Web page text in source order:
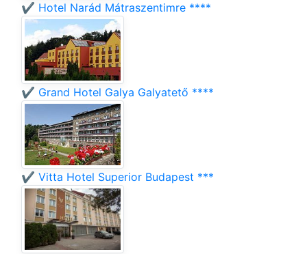
✔️ Hotel Narád Mátraszentimre ****
✔️ Grand Hotel Galya Galyatető ****
✔️ Vitta Hotel Superior Budapest ***